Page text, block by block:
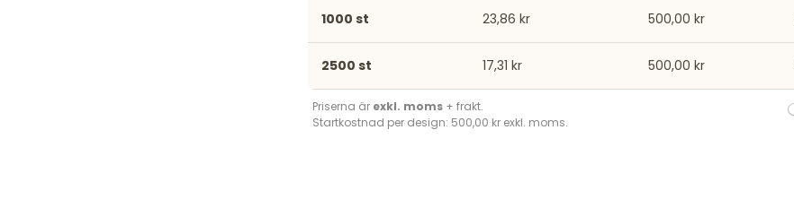
1000 st 23,86 kr 500,00 kr
2500 st 17,31 kr 500,00 kr
Priserna är exkl. moms + frakt.
Startkostnad per design: 500,00 kr exkl. moms.